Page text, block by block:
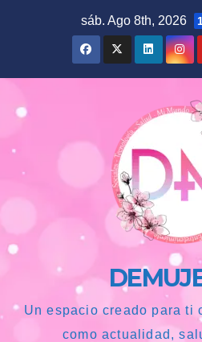
sáb. Ago 8th, 2026
Un espacio creado para ti
como actualidad,